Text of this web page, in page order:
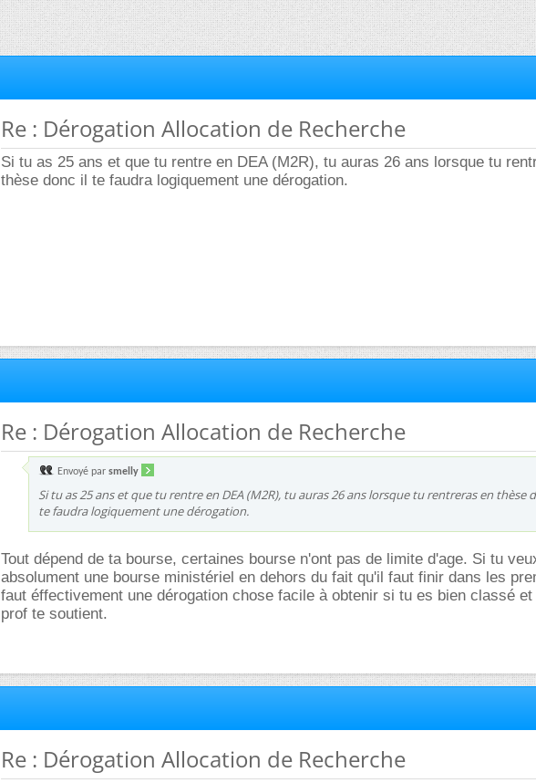
Re : Dérogation Allocation de Recherche
Si tu as 25 ans et que tu rentre en DEA (M2R), tu auras 26 ans lorsque tu
thèse donc il te faudra logiquement une dérogation.
Re : Dérogation Allocation de Recherche
Envoyé par smelly
Si tu as 25 ans et que tu rentre en DEA (M2R), tu auras 26 ans lorsque tu rentreras en thèse
te faudra logiquement une dérogation.
Tout dépend de ta bourse, certaines bourse n'ont pas de limite d'age. Si tu
absolument une bourse ministériel en dehors du fait qu'il faut finir dans les
faut éffectivement une dérogation chose facile à obtenir si tu es bien classé et
prof te soutient.
Re : Dérogation Allocation de Recherche